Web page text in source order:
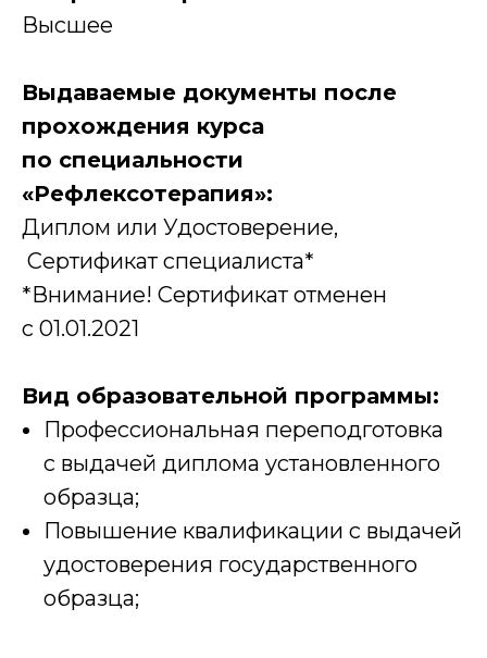
Высшее
Выдаваемые документы после
прохождения курса
по специальности
«Рефлексотерапия»:
Диплом или Удостоверение,
Сертификат специалиста*
*Внимание! Сертификат отменен
с 01.01.2021
Вид образовательной программы:
Профессиональная переподготовка
с выдачей диплома установленного
образца;
Повышение квалификации с выдачей
удостоверения государственного
образца;